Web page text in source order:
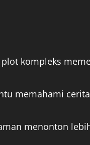
plot kompleks
memahami
menonton